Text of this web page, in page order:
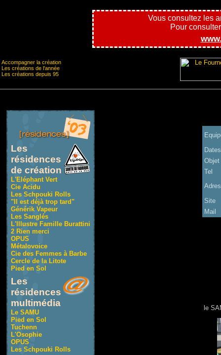
Vous consultez les
Pour
Accompagner la création
Les créations de l'année
Les créations depuis 95
Les
résidences
de création
L'Eléphant Vert
Cie Acidu
Les Schpouki Rolls
"Il est déjà trop tard"
Générik Vapeur
Les Sanglés
L'Illustre Famille Burattini
2 Rien merci
OPUS
Métalovoice
Cie des Femmes à Barbe
Cercle de la Litote
Pied en Sol
Les
résidences
multimédia
Le SAMU
Pied en Sol
Tuchenn
L'Osophie
OPUS
Les Schpouki Rolls
Dates
Objet
Tel
Site
Mail
le